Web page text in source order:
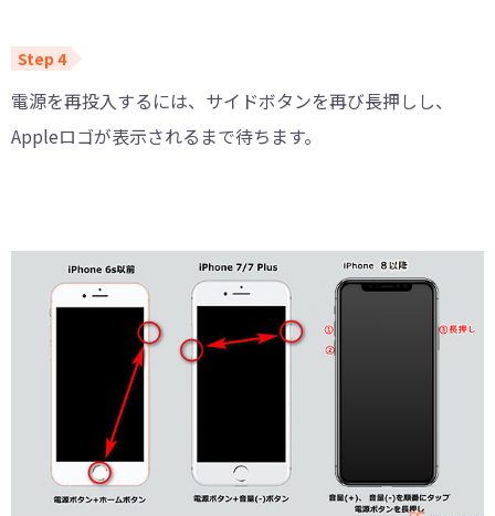
電源を再投入するには、サイドボタンを再び長押しし、
Appleロゴが表示されるまで待ちます。